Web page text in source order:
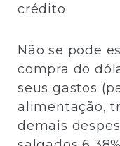
crédito.
Não se pode
compra do
seus gastos
alimentação,
demais